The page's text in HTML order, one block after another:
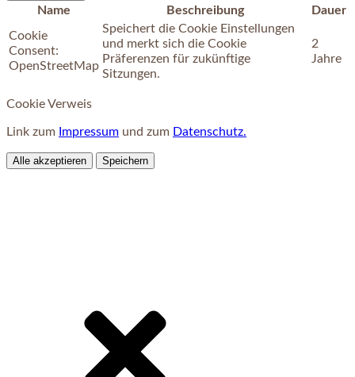
Name Beschreibung
Dauer
Cookie
Consent:
OpenStreetMap
Speichert die Cookie Einstellungen
und merkt sich die Cookie
Präferenzen für zukünftige
Sitzungen.
2
Jahre
Cookie Verweis
Link zum Impressum und zum Datenschutz.
Alle akzeptieren Speichern